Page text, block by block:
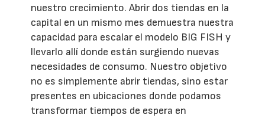
nuestro crecimiento. Abrir dos tiendas en la
capital en un mismo mes demuestra nuestra
capacidad para escalar el modelo BIG FISH y
llevarlo allí donde están surgiendo nuevas
necesidades de consumo. Nuestro objetivo
no es simplemente abrir tiendas, sino estar
presentes en ubicaciones donde podamos
transformar tiempos de espera en